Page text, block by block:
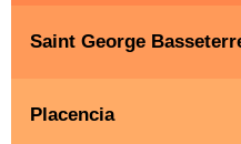
Saint George
Placencia